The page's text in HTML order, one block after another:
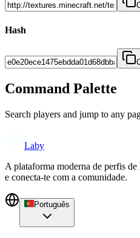
Hash
Command Palette
Search players and jump to any
Laby
A plataforma moderna de perfis
e conecta-te com a comunidade.
Português